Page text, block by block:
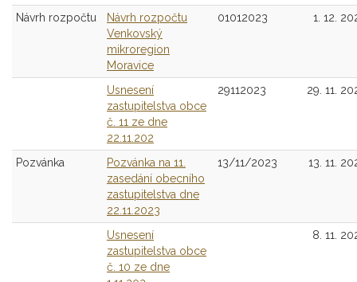
Návrh rozpočtu
Návrh rozpočtu
Venkovský
mikroregion
Moravice
01012023 1. 12.
Usnesení
zastupitelstva obce
č. 11 ze dne
22.11.202
29112023 29. 11.
Pozvánka
Pozvánka na 11.
zasedání obecního
zastupitelstva dne
22.11.2023
13/11/2023 13. 11.
Usnesení
zastupitelstva obce
č. 10 ze dne
8. 11.